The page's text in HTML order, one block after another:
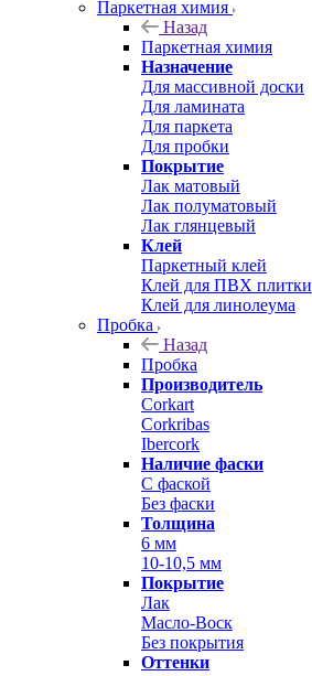
Паркетная химия
Назад
Паркетная химия
Назначение
Для массивной доски
Для ламината
Для паркета
Для пробки
Покрытие
Лак матовый
Лак полуматовый
Лак глянцевый
Клей
Паркетный клей
Клей для ПВХ плитки
Клей для линолеума
Пробка
Назад
Пробка
Производитель
Corkart
Corkribas
Ibercork
Наличие фаски
С фаской
Без фаски
Толщина
6 мм
10-10,5 мм
Покрытие
Лак
Масло-Воск
Без покрытия
Оттенки